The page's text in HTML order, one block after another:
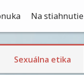
Na stiahnutie
Sexuálna etika